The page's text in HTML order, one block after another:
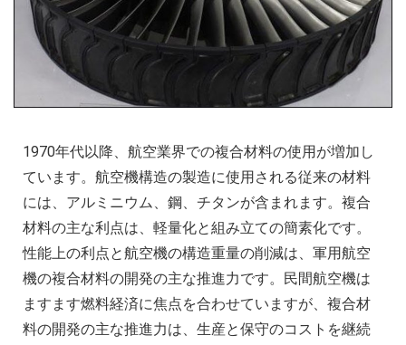
1970年代以降、航空業界での複合材料の使用が増加し
ています。航空機構造の製造に使用される従来の材料
には、アルミニウム、鋼、チタンが含まれます。複合
材料の主な利点は、軽量化と組み立ての簡素化です。
性能上の利点と航空機の構造重量の削減は、軍用航空
機の複合材料の開発の主な推進力です。民間航空機は
ますます燃料経済に焦点を合わせていますが、複合材
料の開発の主な推進力は、生産と保守のコストを継続